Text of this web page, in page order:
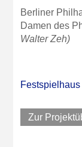
Berliner
Damen des
Walter Zeh)
Zur